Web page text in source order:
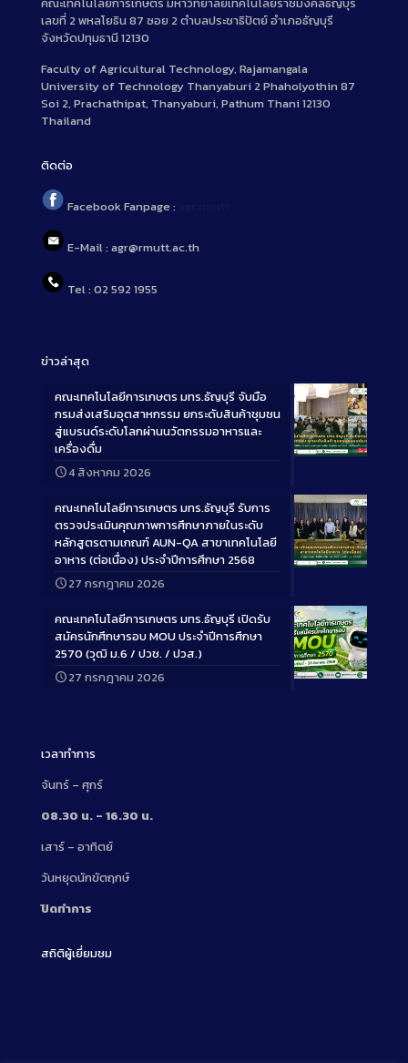
เลขที่ 2 พหลโยธิน 87 ซอย 2 ตำบลประชาธิปัตย์ อำเภอธัญบุรี
จังหวัดปทุมธานี 12130
Faculty of Agricultural Technology, Rajamangala
University of Technology Thanyaburi 2 Phaholyothin 87
Soi 2, Prachathipat, Thanyaburi, Pathum Thani 12130
Thailand
ติดต่อ
Facebook Fanpage :
E-Mail : agr@rmutt.ac.th
Tel : 02 592 1955
ข่าวล่าสุด
Long
คณะเทคโนโลยีการเกษตร มทร.ธัญบุรี จับมือ
กรมส่งเสริมอุตสาหกรรม ยกระดับสินค้าชุมชน
สู่แบรนด์ระดับโลกผ่านนวัตกรรมอาหารและ
เครื่องดื่ม
4 สิงหาคม 2026
Long
คณะเทคโนโลยีการเกษตร มทร.ธัญบุรี รับการ
ตรวจประเมินคุณภาพการศึกษาภายในระดับ
หลักสูตรตามเกณฑ์ AUN-QA สาขาเทคโนโลยี
อาหาร (ต่อเนื่อง) ประจำปีการศึกษา 2568
27 กรกฎาคม 2026
Long
คณะเทคโนโลยีการเกษตร มทร.ธัญบุรี เปิดรับ
สมัครนักศึกษารอบ MOU ประจำปีการศึกษา
2570 (วุฒิ ม.6 / ปวช. / ปวส.)
27 กรกฎาคม 2026
เวลาทำการ
จันทร์ – ศุกร์
08.30 น. – 16.30 น.
เสาร์ – อาทิตย์
วันหยุดนักขัตฤกษ์
ปิดทำการ
สถิติผู้เยี่ยมชม